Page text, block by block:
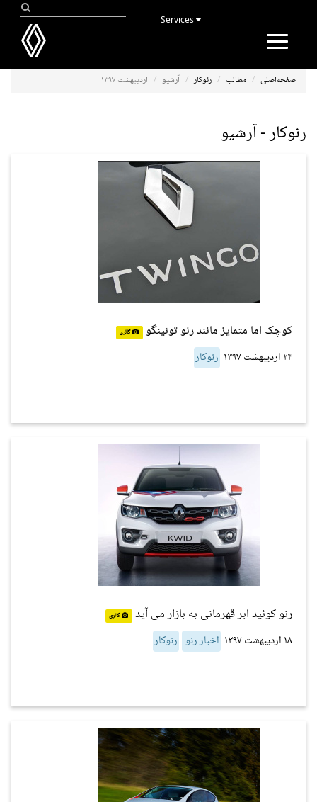
Toggle
صفحه‌اصلی مطالب رنوکار آرشیو اردیبهشت ۱۳۹۷
رنوکار - آرشیو
کوچک اما متمایز مانند رنو توئینگو گالری
۲۴ اردیبهشت ۱۳۹۷ رنوکار
رنو کوئید ابر قهرمانی به بازار می آید گالری
۱۸ اردیبهشت ۱۳۹۷ اخبار رنو رنوکار